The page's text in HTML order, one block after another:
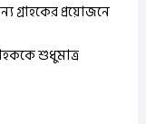
গ্রাহকের প্রয়োজনে
শুধুমাত্র